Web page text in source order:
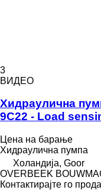
3
ВИДЕО
Хидраулична
9C22 - Load
Цена на барање
Хидраулична пумпа
Холандија, Goor
OVERBEEK
Контактирајте го